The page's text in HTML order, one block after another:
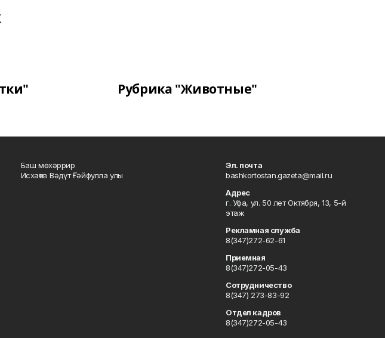
Рубрика "Животные"
Баш мөхәррир
Исхаҡов Вәдүт Ғәйфулла улы
Эл. почта
bashkortostan.gazeta@mail.ru
Адрес
г. Уфа, ул. 50 лет Октября, 13, 5-й
этаж
Рекламная служба
8(347)272-62-61
Приемная
8(347)272-05-43
Сотрудничество
8(347) 273-83-92
Отдел кадров
8(347)272-05-43